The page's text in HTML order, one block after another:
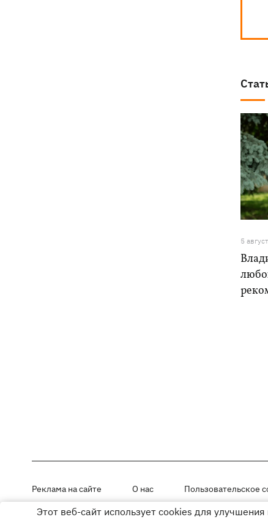
5
Реклама на сайте О нас Пользовательское
Материалы под рубриками «Новости компании», «PR» и «Факт»
Этот веб-сайт использует cookies для